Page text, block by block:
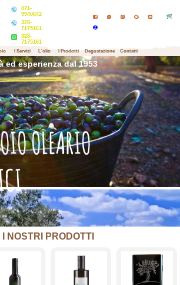
071-
9940642
328-
7175161
328-
7175161
I Servizi L'olio I Prodotti Degustazione Contatti
ed esperienza dal 1953
OLEARIO
I NOSTRI PRODOTTI